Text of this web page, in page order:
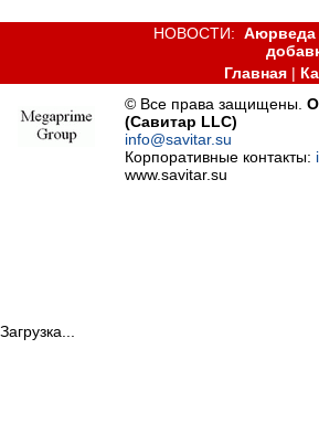
НОВОСТИ:Аюрведа
Главная|
© Все права защищены.
(Савитар LLC)
info@savitar.su
Корпоративные контакты:
www.savitar.su
Загрузка...